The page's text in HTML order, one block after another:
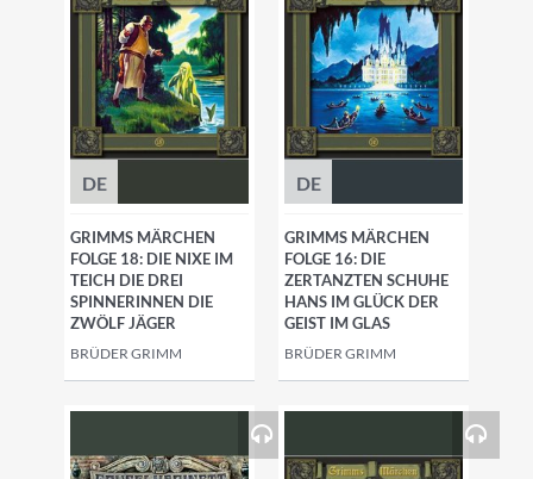
DE
GRIMMS MÄRCHEN
FOLGE 18: DIE NIXE IM
TEICH DIE DREI
SPINNERINNEN DIE
ZWÖLF JÄGER
BRÜDER GRIMM
DE
GRIMMS MÄRCHEN
FOLGE 16: DIE
ZERTANZTEN SCHUHE
HANS IM GLÜCK DER
GEIST IM GLAS
BRÜDER GRIMM